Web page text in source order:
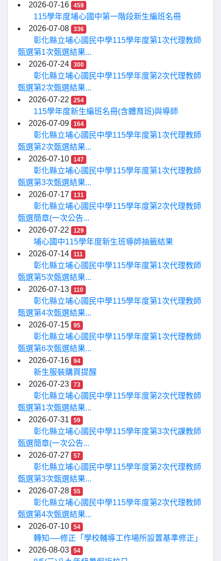
2026-07-16
459
115學年度埔心國中第一階段新生編班名冊
2026-07-08
336
彰化縣立埔心國民中學115學年度第1次代理教師
甄選第1次甄選結果...
2026-07-24
300
彰化縣立埔心國民中學115學年度第2次代理教師
甄選第2次甄選結果...
2026-07-22
254
115學年度新生編班名冊(含體育班)與導師
2026-07-09
164
彰化縣立埔心國民中學115學年度第1次代理教師
甄選第2次甄選結果...
2026-07-10
147
彰化縣立埔心國民中學115學年度第1次代理教師
甄選第3次甄選結果...
2026-07-17
131
彰化縣立埔心國民中學115學年度第2次代理教師
甄選簡章(一次公告...
2026-07-22
129
埔心國中115學年度新生班導師抽籤結果
2026-07-14
111
彰化縣立埔心國民中學115學年度第1次代理教師
甄選第5次甄選結果...
2026-07-13
110
彰化縣立埔心國民中學115學年度第1次代理教師
甄選第4次甄選結果...
2026-07-15
95
彰化縣立埔心國民中學115學年度第1次代理教師
甄選第6次甄選結果...
2026-07-16
94
新生服裝購買提醒
2026-07-23
73
彰化縣立埔心國民中學115學年度第2次代理教師
甄選第1次甄選結果...
2026-07-31
59
彰化縣立埔心國民中學115學年度第3次代課教師
甄選簡章(一次公告...
2026-07-27
57
彰化縣立埔心國民中學115學年度第2次代理教師
甄選第3次甄選結果...
2026-07-28
55
彰化縣立埔心國民中學115學年度第2次代理教師
甄選第4次甄選結果...
2026-07-10
54
轉知──修正「學校輔導工作場所設置基準修正」
2026-08-03
54